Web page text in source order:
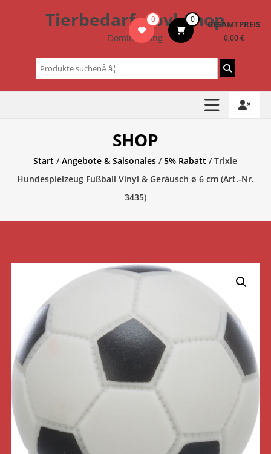
Tierbedarf – bvl-Shop
Dominik Lang
0 0 GESAMTPREIS
0,00 €
Suchen
nach:
SHOP
Start /Angebote & Saisonales /5% Rabatt / Trixie
Hundespielzeug Fußball Vinyl & Geräusch ø 6 cm (Art.-Nr.
3435)